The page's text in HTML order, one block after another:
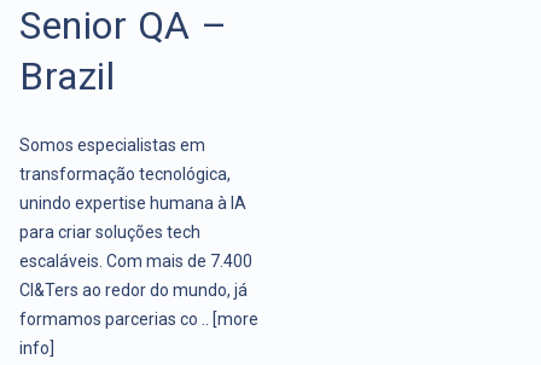
Senior QA –
Brazil
Somos especialistas em
transformação tecnológica,
unindo expertise humana à IA
para criar soluções tech
escaláveis. Com mais de 7.400
CI&Ters ao redor do mundo, já
formamos parcerias co ..
[more
info]